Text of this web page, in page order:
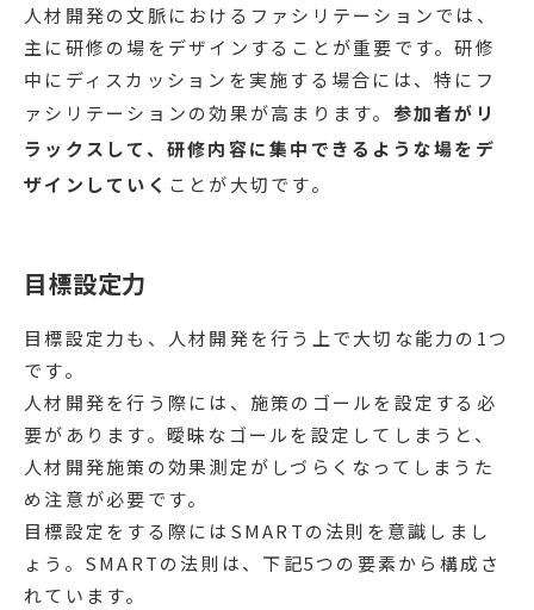
人材開発の文脈におけるファシリテーションでは、
主に研修の場をデザインすることが重要です。研修
中にディスカッションを実施する場合には、特にフ
ァシリテーションの効果が高まります。 参加者がリ
ラックスして、研修内容に集中できるような場をデ
ザインしていく ことが大切です。
目標設定力
目標設定力も、人材開発を行う上で大切な能力の1つ
です。
人材開発を行う際には、施策のゴールを設定する必
要があります。曖昧なゴールを設定してしまうと、
人材開発施策の効果測定がしづらくなってしまうた
め注意が必要です。
目標設定をする際にはSMARTの法則を意識しまし
ょう。SMARTの法則は、下記5つの要素から構成さ
れています。